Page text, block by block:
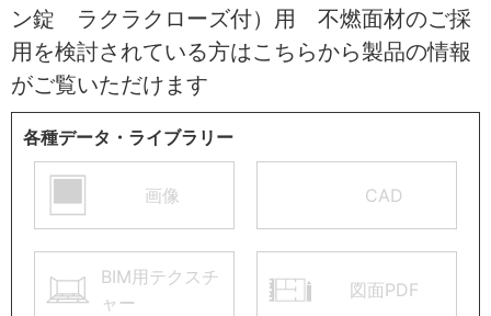
ン錠 ラクラクローズ付）用 不燃面材のご採
用を検討されている方はこちらから製品の情報
がご覧いただけます
各種データ・ライブラリー
画像 CAD
BIM用テクスチ
ャー
図面PDF